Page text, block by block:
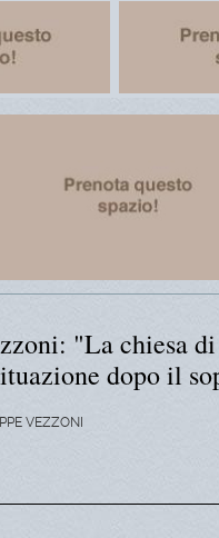
"La chiesa
dopo il
VEZZONI